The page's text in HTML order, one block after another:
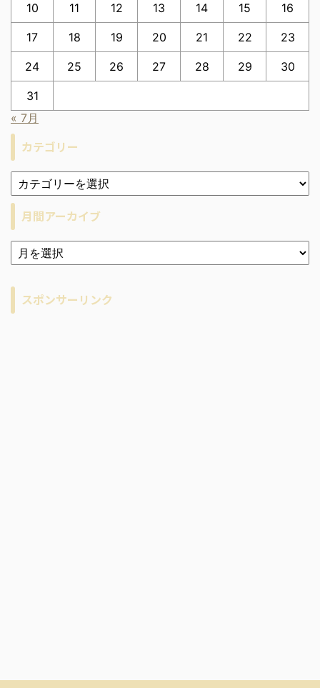
10 11 12 13 14 15 16
17 18 19 20 21 22 23
24 25 26 27 28 29 30
31
« 7月
カテゴリー
月間アーカイブ
ア
ー
ブ
スポンサーリンク